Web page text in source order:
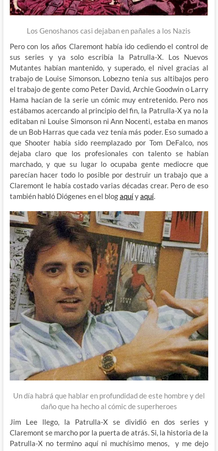
Los Genoshanos casi dejaban en pañales a los Nazis
Pero con los años Claremont había ido cediendo el control de
sus series y ya solo escribía la Patrulla-X. Los Nuevos
Mutantes habían mantenido, y superado, el nivel gracias al
trabajo de Louise Simonson. Lobezno tenia sus altibajos pero
el trabajo de gente como Peter David, Archie Goodwin o Larry
Hama hacían de la serie un cómic muy entretenido. Pero nos
estábamos acercando al principio del fin, la Patrulla-X ya no la
editaban ni Louise Simonson ni Ann Nocenti, estaba en manos
de un Bob Harras que cada vez tenía más poder. Eso sumado a
que Shooter había sido reemplazado por Tom DeFalco, nos
dejaba claro que los profesionales con talento se habían
marchado, y que su lugar lo ocupaba gente mediocre que
parecían hacer todo lo posible por destruir un trabajo que a
Claremont le había costado varias décadas crear. Pero de eso
también habló Diógenes en el blogaquíyaquí.
Un día habrá que hablar en profundidad de este hombre y del
daño que ha hecho al cómic de superheroes
Jim Lee llego, la Patrulla-X se dividió en dos series y
Claremont se marcho por la puerta de atrás. Si, la historia de la
Patrulla-X no termino aquí ni muchísimo menos, y me dejo